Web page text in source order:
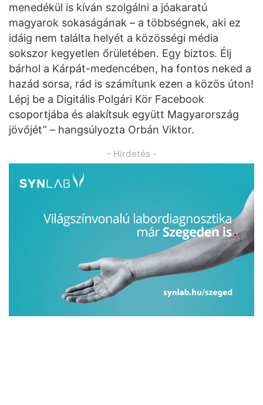
menedékül is kíván szolgálni a jóakaratú
magyarok sokaságának – a többségnek, aki ez
idáig nem találta helyét a közösségi média
sokszor kegyetlen őrületében. Egy biztos. Élj
bárhol a Kárpát-medencében, ha fontos neked a
hazád sorsa, rád is számítunk ezen a közös úton!
Lépj be a Digitális Polgári Kör Facebook
csoportjába és alakítsuk együtt Magyarország
jövőjét” – hangsúlyozta Orbán Viktor.
- Hirdetés -